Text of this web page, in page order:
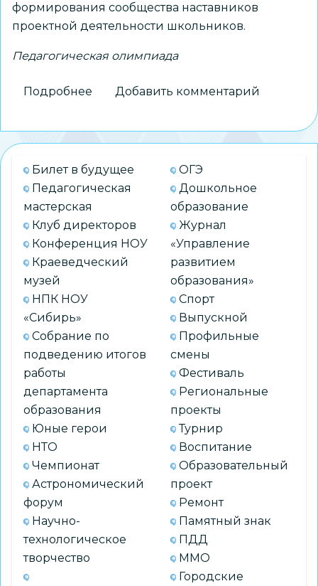
формирования сообщества наставников
проектной деятельности школьников.
Педагогическая олимпиада
Подробнее
подвёл
итоги
финала
Педагогической
Добавить комментарий
Билет в будущее
Педагогическая
мастерская
Клуб директоров
Конференция НОУ
Краеведческий
музей
НПК НОУ
«Сибирь»
Собрание по
подведению итогов
работы
департамента
образования
Юные герои
НТО
Чемпионат
Астрономический
форум
Научно-
технологическое
творчество
ОГЭ
Дошкольное
образование
Журнал
«Управление
развитием
образования»
Спорт
Выпускной
Профильные
смены
Фестиваль
Региональные
проекты
Турнир
Воспитание
Образовательный
проект
Ремонт
Памятный знак
ПДД
ММО
Городские